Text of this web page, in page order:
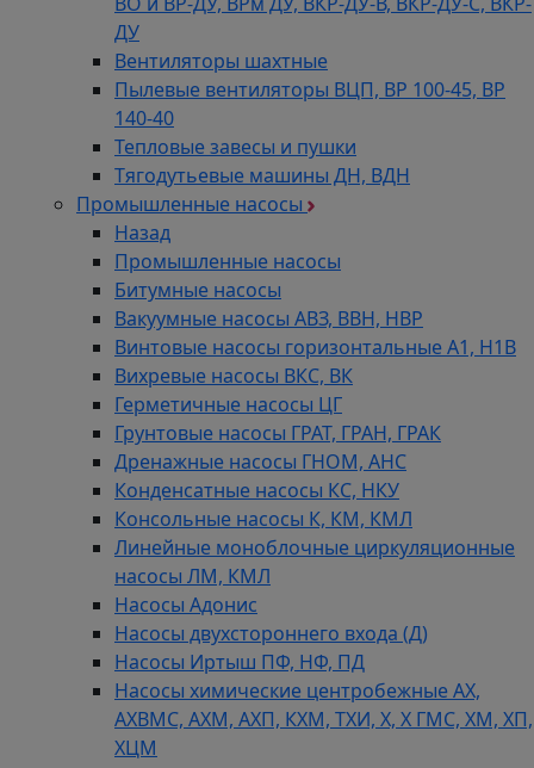
ДУ
Вентиляторы шахтные
Пылевые вентиляторы ВЦП, ВР 100-45, ВР
140-40
Тепловые завесы и пушки
Тягодутьевые машины ДН, ВДН
Промышленные насосы
Назад
Промышленные насосы
Битумные насосы
Вакуумные насосы АВЗ, ВВН, НВР
Винтовые насосы горизонтальные А1, Н1В
Вихревые насосы ВКС, ВК
Герметичные насосы ЦГ
Грунтовые насосы ГРАТ, ГРАН, ГРАК
Дренажные насосы ГНОМ, АНС
Конденсатные насосы КС, НКУ
Консольные насосы К, КМ, КМЛ
Линейные моноблочные циркуляционные
насосы ЛМ, КМЛ
Насосы Адонис
Насосы двухстороннего входа (Д)
Насосы Иртыш ПФ, НФ, ПД
Насосы химические центробежные АХ,
АХВМС, АХМ, АХП, КХМ, ТХИ, Х, Х ГМС, ХМ, ХП,
ХЦМ